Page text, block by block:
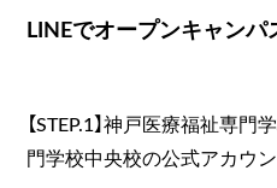
LINEでオープンキャン
【STEP.1】神戸医療福祉専
門学校中央校の公式アカウ